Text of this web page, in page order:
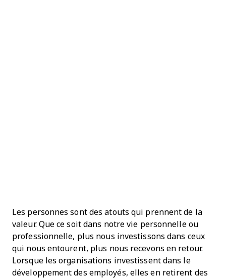
Les personnes sont des atouts qui prennent de la
valeur. Que ce soit dans notre vie personnelle ou
professionnelle, plus nous investissons dans ceux
qui nous entourent, plus nous recevons en retour.
Lorsque les organisations investissent dans le
développement des employés, elles en retirent des